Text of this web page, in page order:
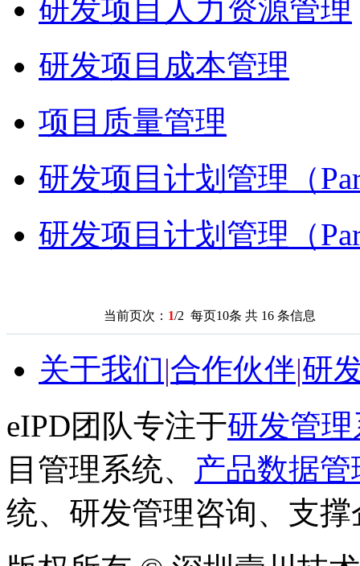
研发项目人力资源管理
研发项目成本管理
项目质量管理
研发项目计划管理（
研发项目计划管理（
当前页次： 1/2 每页10条 共 16 条信息
关于我们|合作伙伴|研
eIPD团队专注于研发管
目管理系统、 产品数据管
统、研发管理咨询、支撑